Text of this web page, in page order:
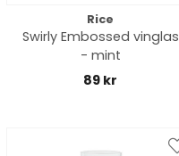
Rice
Swirly Embossed vinglas
- mint
89 kr